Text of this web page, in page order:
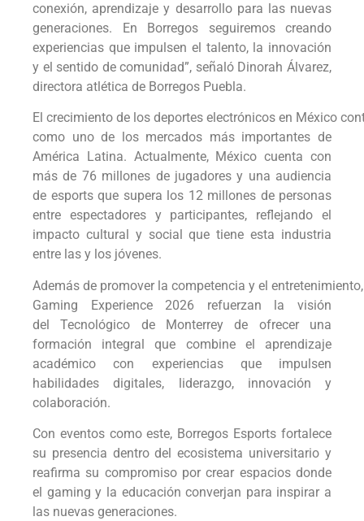
conexión, aprendizaje y desarrollo para las nuevas
generaciones. En Borregos seguiremos creando
experiencias que impulsen el talento, la innovación
y el sentido de comunidad”, señaló Dinorah Álvarez,
directora atlética de Borregos Puebla.
El crecimiento de los deportes electrónicos en México
como uno de los mercados más importantes de
América Latina. Actualmente, México cuenta con
más de 76 millones de jugadores y una audiencia
de esports que supera los 12 millones de personas
entre espectadores y participantes, reflejando el
impacto cultural y social que tiene esta industria
entre las y los jóvenes.
Además de promover la competencia y el
Gaming Experience 2026 refuerzan la visión
del Tecnológico de Monterrey de ofrecer una
formación integral que combine el aprendizaje
académico con experiencias que impulsen
habilidades digitales, liderazgo, innovación y
colaboración.
Con eventos como este, Borregos Esports fortalece
su presencia dentro del ecosistema universitario y
reafirma su compromiso por crear espacios donde
el gaming y la educación converjan para inspirar a
las nuevas generaciones.